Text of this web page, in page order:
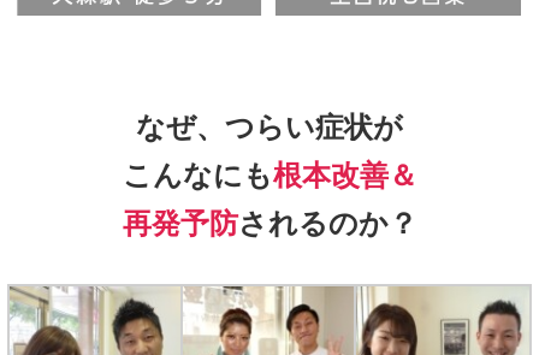
なぜ、つらい症状が
こんなにも根本改善＆
再発予防されるのか？